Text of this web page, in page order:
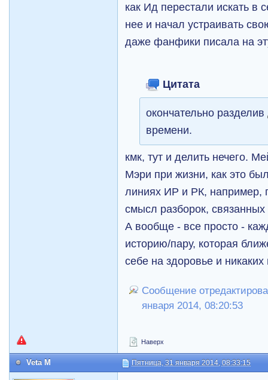
как Ид перестали искать в
нее и начал устраивать
даже фанфики писала на
Цитата
окончательно разделив
времени.
кмк, тут и делить нечего.
Мэри при жизни, как это
линиях ИР и РК, например,
смысл разборок,
А вообще - все просто -
историю/пару, которая
себе на здоровье и
Сообщение
января 2014, 08:20:53
Наверх
Veta M Пятница, 31 января 2014, 08:33:15